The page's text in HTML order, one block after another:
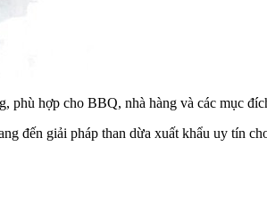
phù hợp cho BBQ, nhà hàng và các mục
đến giải pháp than dừa xuất khẩu uy tín